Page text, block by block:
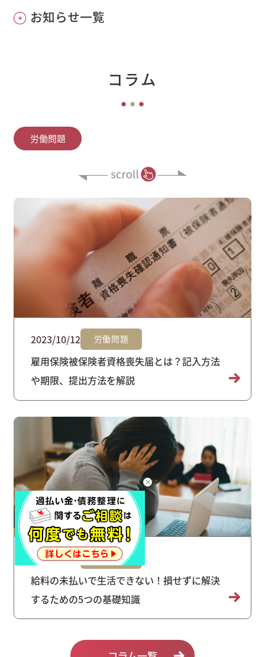
お知らせ一覧
コラム
労働問題
2023/10/12 労働問題
雇用保険被保険者資格喪失届とは？記入方法
や期限、提出方法を解説
2023/10/12 労働問題
給料の未払いで生活できない！損せずに解決
するための5つの基礎知識